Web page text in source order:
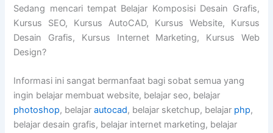
Sedang mencari tempat Belajar Komposisi Desain Grafis,
Kursus SEO, Kursus AutoCAD, Kursus Website, Kursus
Desain Grafis, Kursus Internet Marketing, Kursus Web
Design?
Informasi ini sangat bermanfaat bagi sobat semua yang
ingin belajar membuat website, belajar seo, belajar
photoshop, belajarautocad, belajar sketchup, belajar php,
belajar desain grafis, belajar internet marketing, belajar